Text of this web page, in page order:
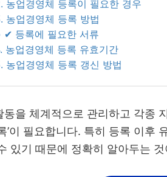
농업경영체 등록이 필요한 경우
농업경영체 등록 방법
✔ 등록에 필요한 서류
농업경영체 등록 유효기간
농업경영체 등록 갱신 방법
동을 체계적으로 관리하고 각종
’이 필요합니다. 특히 등록 이후
있기 때문에 정확히 알아두는